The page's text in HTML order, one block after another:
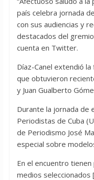
país celebra jornada
con sus audiencias y
destacados del
cuenta en Twitter.
Díaz-Canel extendió
que obtuvieron
y Juan Gualberto
Durante la jornada de
Periodistas de Cuba
de Periodismo José
especial sobre
En el encuentro
medios